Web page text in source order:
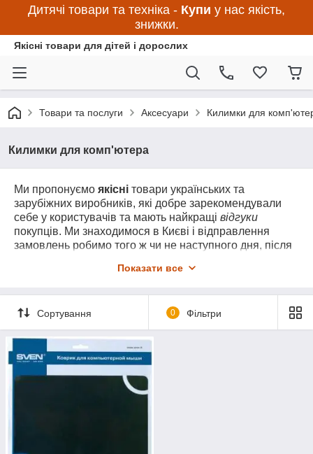
Дитячі товари та техніка - Купи у нас якість,
знижки.
Якісні товари для дітей і дорослих
Товари та послуги Аксесуари Килимки для
Килимки для комп'ютера
Ми пропонуємо якісні товари українських та
зарубіжних виробників, які добре зарекомендували
себе у користувачів та мають найкращі відгуки
покупців. Ми знаходимося в Києві і відправлення
замовлень робимо того ж чи не наступного дня, після
якості у передбачених Законом випадках, а якщо є
потрібна якість – це до нас.
Показати все
Сортування 0 Фільтри